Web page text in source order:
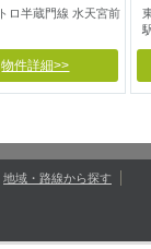
ロ半蔵門線 水天宮前
物件詳細>>
地域・路線から探す